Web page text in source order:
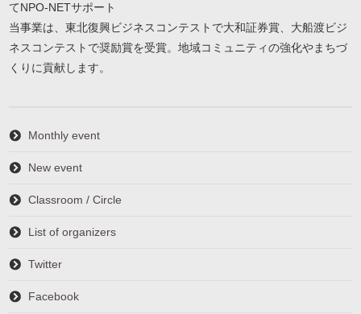
てNPO-NETサポート
当事業は、東北復興ビジネスコンテストで大和証券賞、大船渡ビジ
ネスコンテストで奨励賞を受賞。地域コミュニティの強化やまちづ
くりに貢献します。
Monthly event
New event
Classroom / Circle
List of organizers
Twitter
Facebook